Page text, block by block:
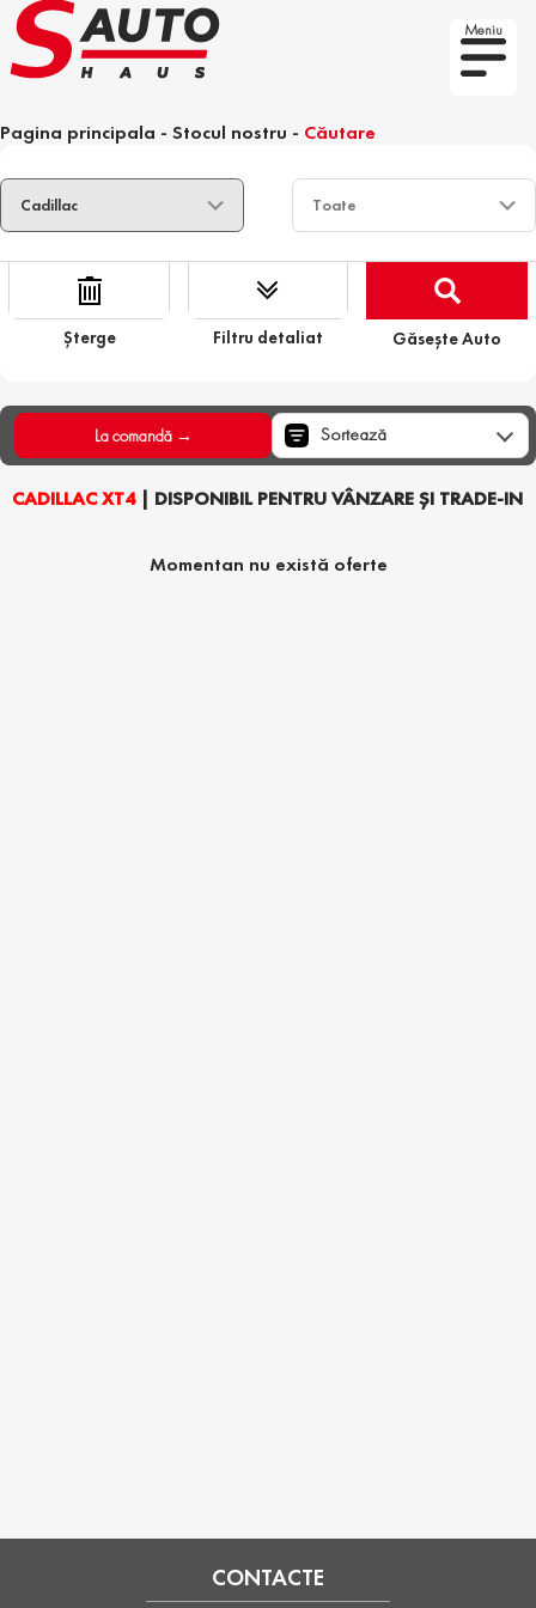
Meniu
Pagina principala - Stocul nostru - Căutare
Șterge Filtru detaliat Găsește Auto
CADILLAC XT4| DISPONIBIL PENTRU VÂNZARE ȘI TRADE-IN
La comandă → Sortează
Momentan nu există oferte
CONTACTE